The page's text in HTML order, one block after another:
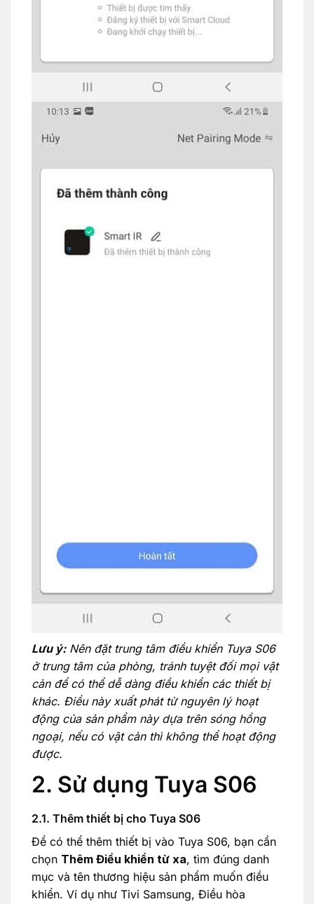
Lưu ý:Nên đặt trung tâm điều khiển Tuya S06
ở trung tâm của phòng, tránh tuyệt đối mọi vật
cản để có thể dễ dàng điều khiển các thiết bị
khác. Điều này xuất phát từ nguyên lý hoạt
động của sản phẩm này dựa trên sóng hồng
ngoại, nếu có vật cản thì không thể hoạt động
được.
2. Sử dụng Tuya S06
2.1. Thêm thiết bị cho Tuya S06
Để có thể thêm thiết bị vào Tuya S06, bạn cần
chọn Thêm Điều khiển từ xa, tìm đúng danh
mục và tên thương hiệu sản phẩm muốn điều
khiển. Ví dụ như Tivi Samsung, Điều hòa